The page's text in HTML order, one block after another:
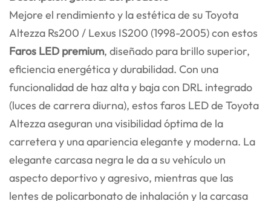
Mejore el rendimiento y la estética de su Toyota
Altezza Rs200 / Lexus IS200 (1998-2005) con estos
Faros LED premium, diseñado para brillo superior,
eficiencia energética y durabilidad. Con una
funcionalidad de haz alta y baja con DRL integrado
(luces de carrera diurna), estos faros LED de Toyota
Altezza aseguran una visibilidad óptima de la
carretera y una apariencia elegante y moderna. La
elegante carcasa negra le da a su vehículo un
aspecto deportivo y agresivo, mientras que las
lentes de policarbonato de inhalación y la carcasa